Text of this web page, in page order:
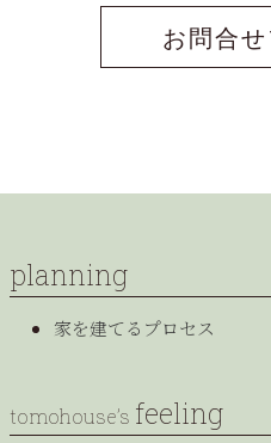
お問合
planning
家を建てるプロセス
tomohouse’s feeling